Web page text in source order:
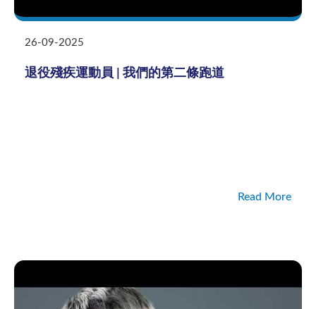
26-09-2025
退役殘疾運動員 | 我們的第二條跑道
Read More